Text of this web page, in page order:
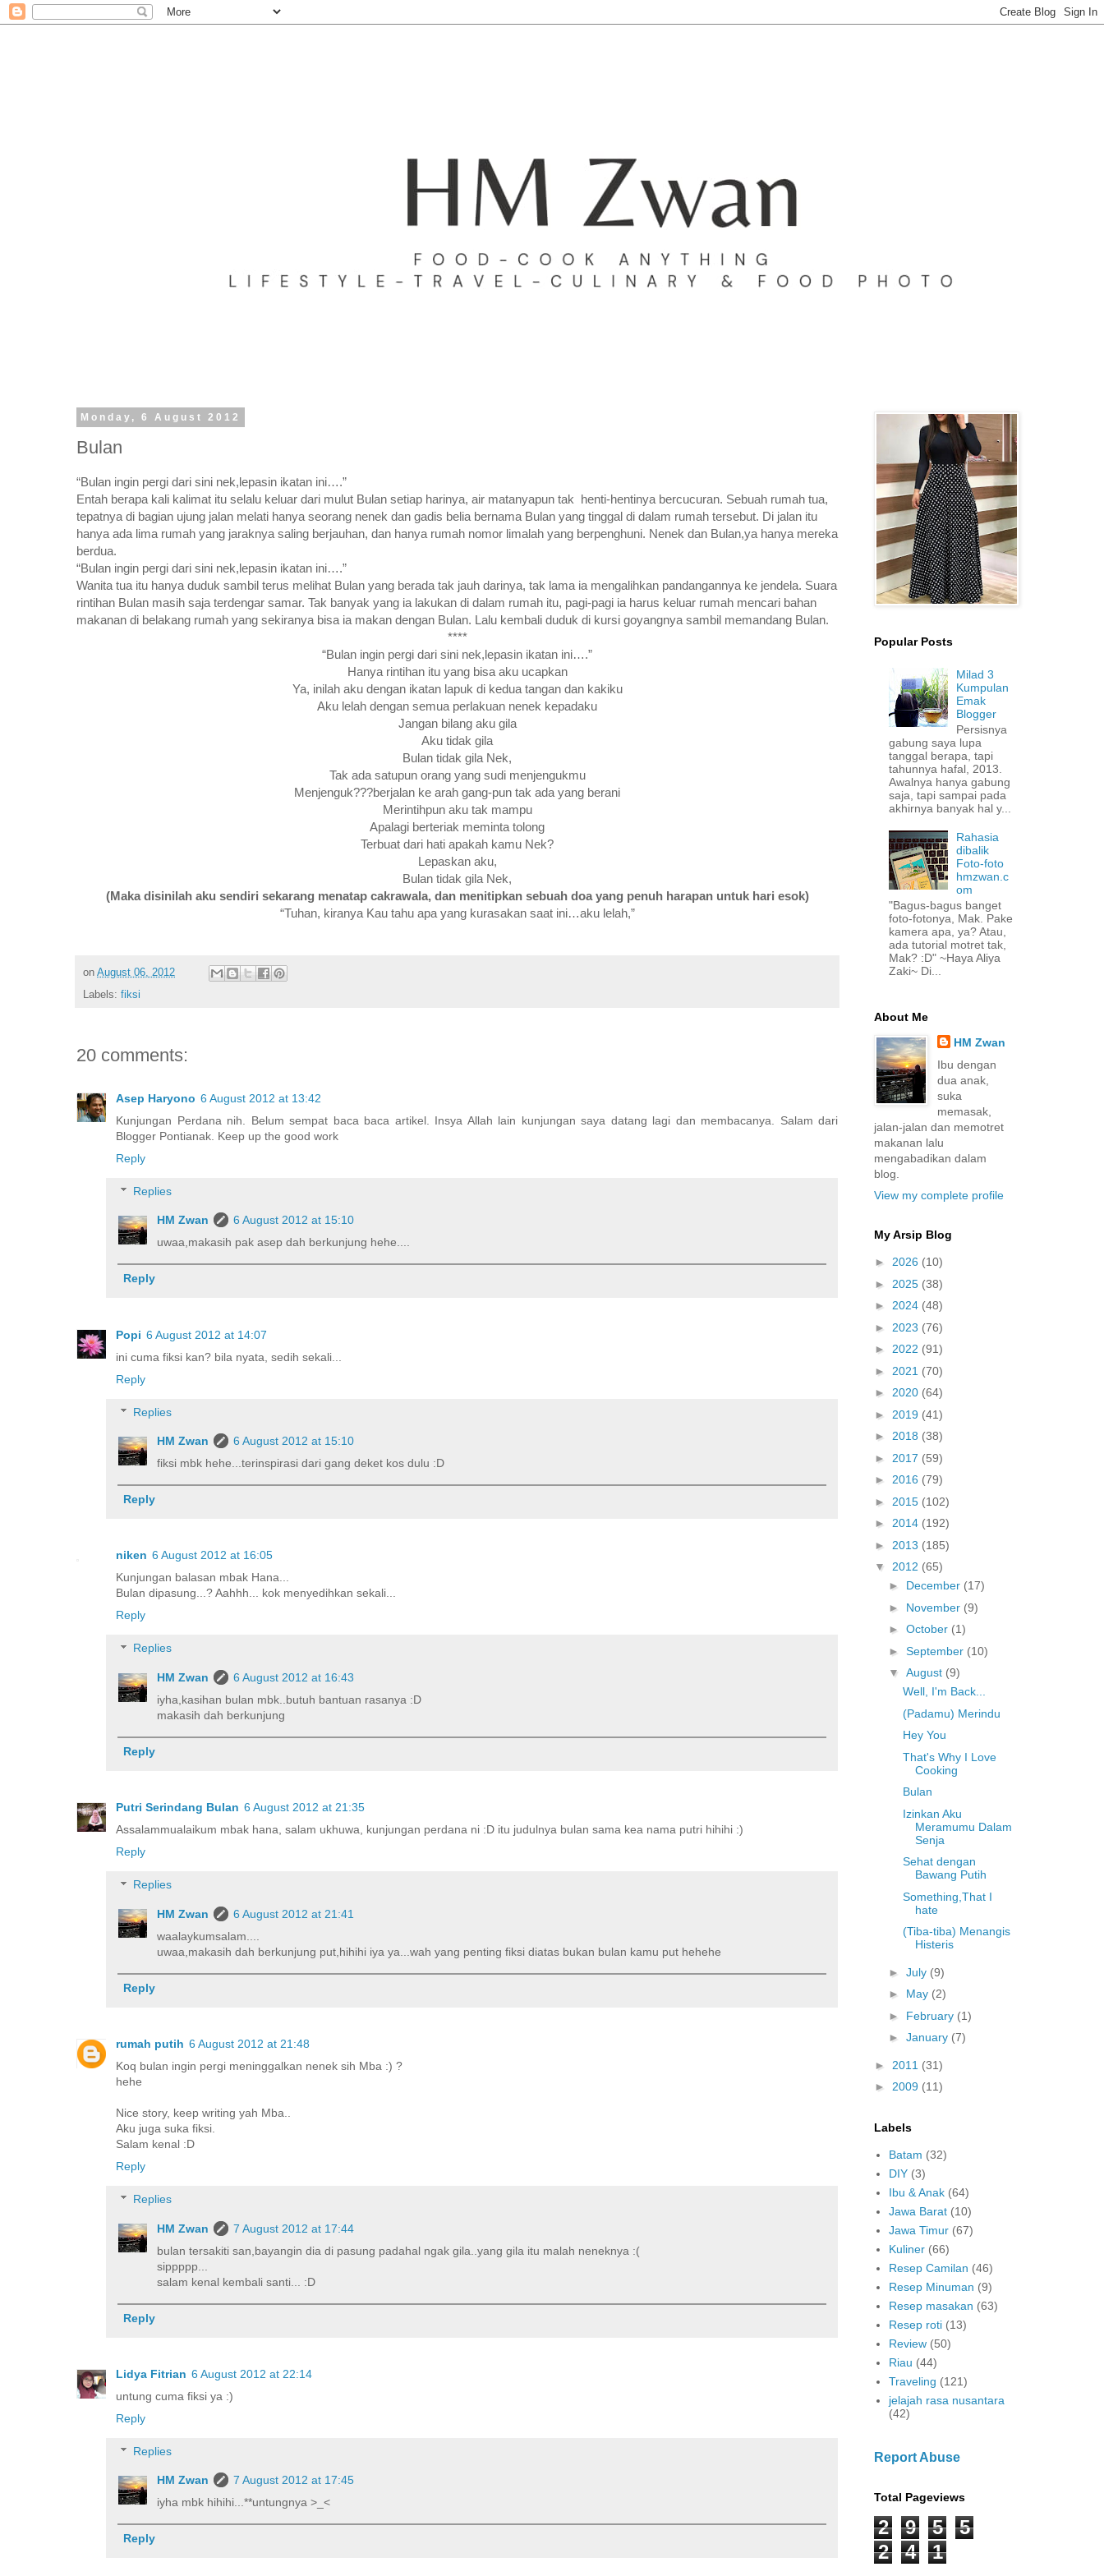
Monday, 6 August 2012
Bulan
“Bulan ingin pergi dari sini nek,lepasin ikatan ini….”
Entah berapa kali kalimat itu selalu keluar dari mulut Bulan setiap harinya, air matanyapun tak henti-hentinya bercucuran. Sebuah rumah tua,
tepatnya di bagian ujung jalan melati hanya seorang nenek dan gadis belia bernama Bulan yang tinggal di dalam rumah tersebut. Di jalan itu
hanya ada lima rumah yang jaraknya saling berjauhan, dan hanya rumah nomor limalah yang berpenghuni. Nenek dan Bulan,ya hanya mereka
berdua.
“Bulan ingin pergi dari sini nek,lepasin ikatan ini….”
Wanita tua itu hanya duduk sambil terus melihat Bulan yang berada tak jauh darinya, tak lama ia mengalihkan pandangannya ke jendela. Suara
rintihan Bulan masih saja terdengar samar. Tak banyak yang ia lakukan di dalam rumah itu, pagi-pagi ia harus keluar rumah mencari bahan
makanan di belakang rumah yang sekiranya bisa ia makan dengan Bulan. Lalu kembali duduk di kursi goyangnya sambil memandang Bulan.
****
“Bulan ingin pergi dari sini nek,lepasin ikatan ini….”
Hanya rintihan itu yang bisa aku ucapkan
Ya, inilah aku dengan ikatan lapuk di kedua tangan dan kakiku
Aku lelah dengan semua perlakuan nenek kepadaku
Jangan bilang aku gila
Aku tidak gila
Bulan tidak gila Nek,
Tak ada satupun orang yang sudi menjengukmu
Menjenguk???berjalan ke arah gang-pun tak ada yang berani
Merintihpun aku tak mampu
Apalagi berteriak meminta tolong
Terbuat dari hati apakah kamu Nek?
Lepaskan aku,
Bulan tidak gila Nek,
(Maka disinilah aku sendiri sekarang menatap cakrawala, dan menitipkan sebuah doa yang penuh harapan untuk hari esok)
“Tuhan, kiranya Kau tahu apa yang kurasakan saat ini…aku lelah,”
on August 06, 2012
Labels: fiksi
20 comments:
Asep Haryono 6 August 2012 at 13:42
Kunjungan Perdana nih. Belum sempat baca baca artikel. Insya Allah lain kunjungan saya datang lagi dan membacanya. Salam dari
Blogger Pontianak. Keep up the good work
Reply
Replies
HM Zwan
6 August 2012 at 15:10
uwaa,makasih pak asep dah berkunjung hehe....
Reply
Popi 6 August 2012 at 14:07
ini cuma fiksi kan? bila nyata, sedih sekali...
Reply
Replies
HM Zwan
6 August 2012 at 15:10
fiksi mbk hehe...terinspirasi dari gang deket kos dulu :D
Reply
niken 6 August 2012 at 16:05
Kunjungan balasan mbak Hana...
Bulan dipasung...? Aahhh... kok menyedihkan sekali...
Reply
Replies
HM Zwan
6 August 2012 at 16:43
iyha,kasihan bulan mbk..butuh bantuan rasanya :D
makasih dah berkunjung
Reply
Putri Serindang Bulan 6 August 2012 at 21:35
Assalammualaikum mbak hana, salam ukhuwa, kunjungan perdana ni :D itu judulnya bulan sama kea nama putri hihihi :)
Reply
Replies
HM Zwan
6 August 2012 at 21:41
waalaykumsalam....
uwaa,makasih dah berkunjung put,hihihi iya ya...wah yang penting fiksi diatas bukan bulan kamu put hehehe
Reply
rumah putih 6 August 2012 at 21:48
Koq bulan ingin pergi meninggalkan nenek sih Mba :) ?
hehe
Nice story, keep writing yah Mba..
Aku juga suka fiksi.
Salam kenal :D
Reply
Replies
HM Zwan
7 August 2012 at 17:44
bulan tersakiti san,bayangin dia di pasung padahal ngak gila..yang gila itu malah neneknya :(
sippppp...
salam kenal kembali santi... :D
Reply
Lidya Fitrian 6 August 2012 at 22:14
untung cuma fiksi ya :)
Reply
Replies
HM Zwan
7 August 2012 at 17:45
iyha mbk hihihi...**untungnya >_<
Reply
Popular Posts
Milad 3
Kumpulan
Emak
Blogger
Persisnya
gabung saya lupa
tanggal berapa, tapi
tahunnya hafal, 2013.
Awalnya hanya gabung
saja, tapi sampai pada
akhirnya banyak hal y...
Rahasia
dibalik
Foto-foto
hmzwan.c
om
"Bagus-bagus banget
foto-fotonya, Mak. Pake
kamera apa, ya? Atau,
ada tutorial motret tak,
Mak? :D" ~Haya Aliya
Zaki~ Di...
About Me
HM Zwan
Ibu dengan
dua anak,
suka
memasak,
jalan-jalan dan memotret
makanan lalu
mengabadikan dalam
blog.
View my complete profile
My Arsip Blog
► 2026 (10)
► 2025 (38)
► 2024 (48)
► 2023 (76)
► 2022 (91)
► 2021 (70)
► 2020 (64)
► 2019 (41)
► 2018 (38)
► 2017 (59)
► 2016 (79)
► 2015 (102)
► 2014 (192)
► 2013 (185)
▼ 2012 (65)
► December (17)
► November (9)
► October (1)
► September (10)
▼ August (9)
Well, I'm Back...
(Padamu) Merindu
Hey You
That's Why I Love
Cooking
Bulan
Izinkan Aku
Meramumu Dalam
Senja
Sehat dengan
Bawang Putih
Something,That I
hate
(Tiba-tiba) Menangis
Histeris
► July (9)
► May (2)
► February (1)
► January (7)
► 2011 (31)
► 2009 (11)
Labels
Batam (32)
DIY (3)
Ibu & Anak (64)
Jawa Barat (10)
Jawa Timur (67)
Kuliner (66)
Resep Camilan (46)
Resep Minuman (9)
Resep masakan (63)
Resep roti (13)
Review (50)
Riau (44)
Traveling (121)
jelajah rasa nusantara
(42)
Report Abuse
Total Pageviews
2 9 5
5
2
4 1